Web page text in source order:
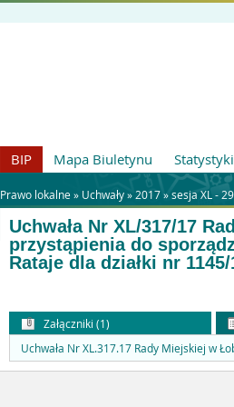
BIP Mapa Biuletynu Statystyki
Prawo lokalne » Uchwały» 2017»sesja XL -
Uchwała Nr XL/317/17
przystąpienia do
Rataje dla działki nr 1145/
Załączniki (1)
Uchwała Nr XL.317.17 Rady Miejskiej w